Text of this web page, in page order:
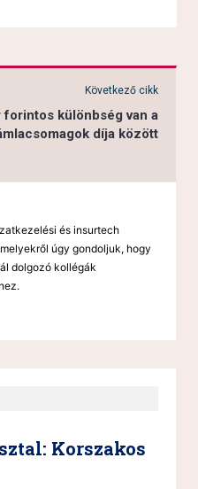
Következő cikk
forintos különbség van a
díja között
és insurtech
úgy gondoljuk, hogy
dolgozó kollégák
Korszakos